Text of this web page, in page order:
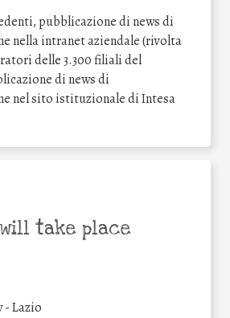
pubblicazione di news di
nella intranet aziendale (rivolta
delle 3.300 filiali del
di news di
nel sito istituzionale di Intesa
will take place
- Lazio